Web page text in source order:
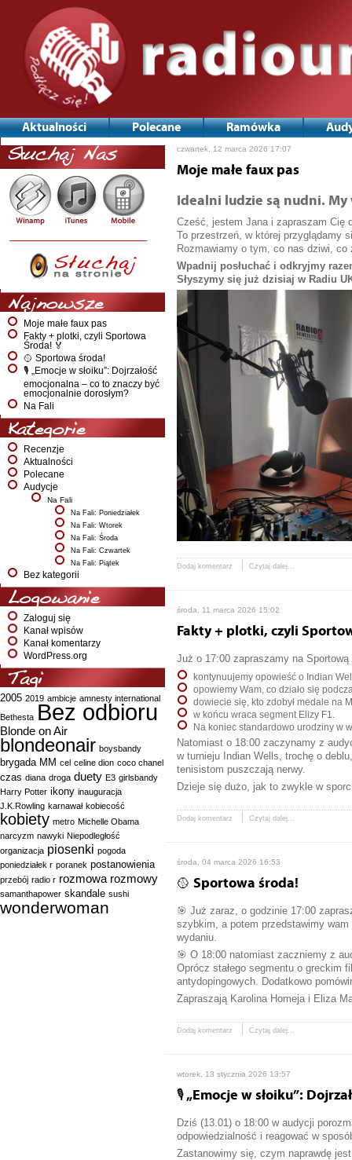
Aktualności Polecane Ramówka
Słuchaj Nas
Najnowsze
Moje małe faux pas
Fakty + plotki, czyli Sportowa
Środa! 🏅
🥎 Sportowa środa!
🎙️ „Emocje w słoiku”: Dojrzałość
emocjonalna – co to znaczy być
emocjonalnie dorosłym?
Na Fali
Kategorie
Recenzje
Aktualności
Polecane
Audycje
Na Fali
Na Fali: Poniedziałek
Na Fali: Wtorek
Na Fali: Środa
Na Fali: Czwartek
Na Fali: Piątek
Bez kategorii
Logowanie
Zaloguj się
Kanał wpisów
Kanał komentarzy
WordPress.org
Tagi
2005 2019 ambicje amnesty international
Bethesta Bez odbioru
Blonde on Air
blondeonair boysbandy
brygada MM cel celine dion coco chanel
czas diana droga duety E3 girlsbandy
Harry Potter ikony inauguracja
J.K.Rowling karnawał kobiecość
kobiety metro Michelle Obama
narcyzm nawyki Niepodległość
organizacja piosenki pogoda
poniedziałek r poranek postanowienia
przebój radio r rozmowa rozmowy
samanthapower skandale sushi
wonderwoman
czwartek, 12 marca 2026 17:07
Moje małe faux pas
Idealni ludzie są nudni.
Cześć, jestem Jana i zapraszam Cię
To przestrzeń, w której przyglądamy
Rozmawiamy o tym, co nas dziwi,
Wpadnij posłuchać i odkryjmy
Słyszymy się już dzisiaj w Radiu
Dodaj komentarz Czytaj dalej...
środa, 11 marca 2026 15:02
Fakty + plotki, czyli
Już o 17:00 zapraszamy na
kontynuujemy opowieść o Indian
opowiemy Wam, co działo się
dowiecie się, kto zdobył medale na
w końcu wraca segment Elizy F1.
Na koniec standardowo urodziny w
Natomiast o 18:00 zaczynamy z
w turnieju Indian Wells, trochę o
tenisistom puszczają nerwy.
Dzieje się dużo, jak to zwykle w
Dodaj komentarz Czytaj dalej...
środa, 04 marca 2026 16:53
🥎 Sportowa środa!
🎯 Już zaraz, o godzinie 17:00
szybkim, a potem przedstawimy
wydaniu.
🎯 O 18:00 natomiast zaczniemy z
Oprócz stałego segmentu o greckim
antydopingowych. Dodatkowo
Zapraszają Karolina Homeja i Eliza
Dodaj komentarz Czytaj dalej...
wtorek, 13 stycznia 2026 13:57
🎙️ „Emocje w słoiku”:
Dziś (13.01) o 18:00 w audycji
odpowiedzialność i reagować w
Zastanowimy się, czym naprawdę
Nawigacja
po
wpisach